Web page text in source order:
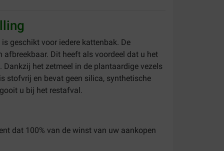
geschikt voor iedere kattenbak. De
Dit heeft als voordeel dat u het
het zetmeel in de plantaardige vezels
stofvrij en bevat geen silica, synthetische
u bij het restafval.
dat 100% van de winst van uw aankopen